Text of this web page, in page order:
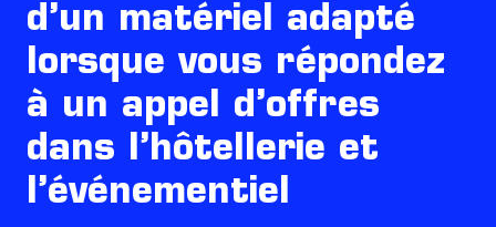
d’un matériel adapté
lorsque vous répondez
à un appel d’offres
dans l’hôtellerie et
l’événementiel